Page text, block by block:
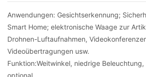
Anwendungen: Gesichtserkennung;
Smart Home; elektronische Waage zur
Drohnen-Luftaufnahmen,
Videoübertragungen usw.
Funktion:Weitwinkel, niedrige
optional